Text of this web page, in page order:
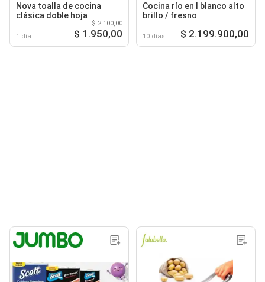
Nova toalla de cocina
clásica doble hoja
1 día
$ 2.100,00
$ 1.950,00
Cocina río en l blanco alto
brillo / fresno
10 días $ 2.199.900,00